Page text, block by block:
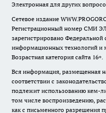
Электронная для других
Сетевое издание
Регистрационный номер СМИ ЭЛ
зарегистрировано
информационных технологий и
Возрастная категория сайта 16+.
Вся информация, размещенная
соответствии с
подлежит использованию кем-
том числе воспроизведению,
как с письменного разрешения